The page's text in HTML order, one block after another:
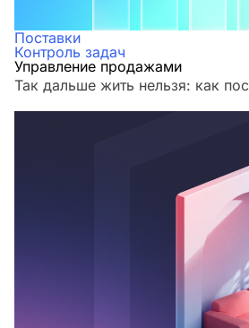
Поставки
Контроль задач
Управление продажами
Так дальше жить нельзя: как